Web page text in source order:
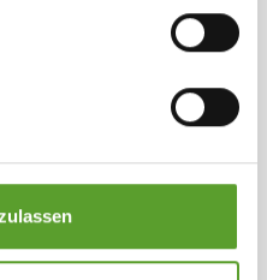
+45 9863 6176